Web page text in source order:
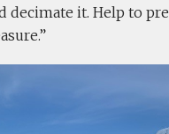
decimate it. Help to